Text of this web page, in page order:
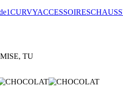
CURVYACCESSOIRES
TU